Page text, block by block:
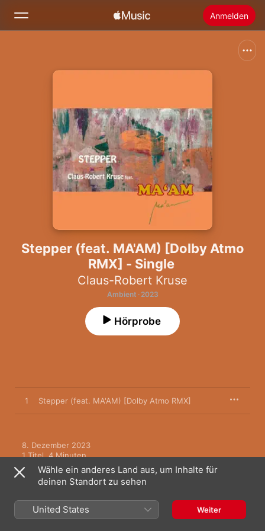
Anmelden
Apple Music installieren
Stepper (feat. MA'AM) [Dolby Atmo
RMX] - Single
Claus-Robert Kruse
Ambient · 2023
Hörprobe
1 Stepper (feat. MA'AM) [Dolby Atmo RMX]
8. Dezember 2023
1 Titel, 4 Minuten
℗ 2024 Oh YES! MUSIC
Wähle ein anderes Land aus, um Inhalte für
deinen Standort zu sehen
United States Weiter